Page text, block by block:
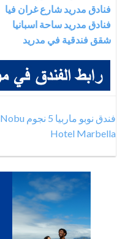
فنادق مدريد شارع غران فيا
فنادق مدريد ساحة اسبانيا
شقق فندقية في مدريد
فندق نوبو ماربيا 5 نجوم Nobu
Hotel Marbella